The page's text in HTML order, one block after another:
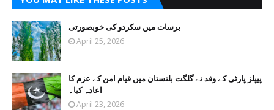
برسات میں سکردو کی خوبصورتی
April 25, 2026
پیپلز پارٹی کے وفد نے گلگت بلتستان میں قیام امن کے عزم کا
اعادہ کیا۔
April 23, 2026